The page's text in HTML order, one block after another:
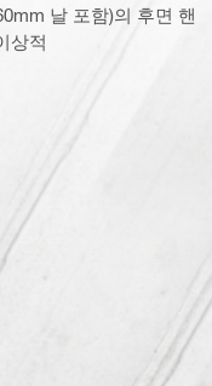
날 포함)의 후면 핸
상적